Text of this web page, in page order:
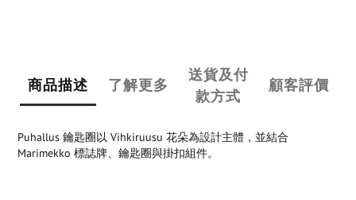
商品描述 了解更多
送貨及付
款方式
顧客評價
Puhallus 鑰匙圈以 Vihkiruusu 花朵為設計主體，並結合
Marimekko 標誌牌、鑰匙圈與掛扣組件。